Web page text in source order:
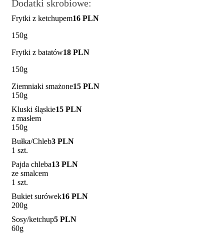
Dodatki skrobiowe:
Frytki z ketchupem16 PLN
150g
Frytki z batatów18 PLN
150g
Ziemniaki smażone15 PLN
150g
Kluski śląskie15 PLN
z masłem
150g
Bułka/Chleb3 PLN
1 szt.
Pajda chleba13 PLN
ze smalcem
1 szt.
Bukiet surówek16 PLN
200g
Sosy/ketchup5 PLN
60g